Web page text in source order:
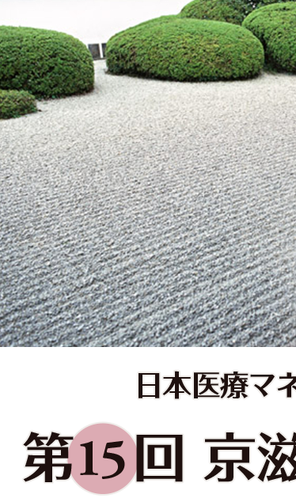
各種ご相談
患者さん・ご家族の情報交換
会
広報誌「やすらぎ」
イベント・取組
臨床研究
医療通訳
手話通訳
医療目的で来日される患者さ
んへ